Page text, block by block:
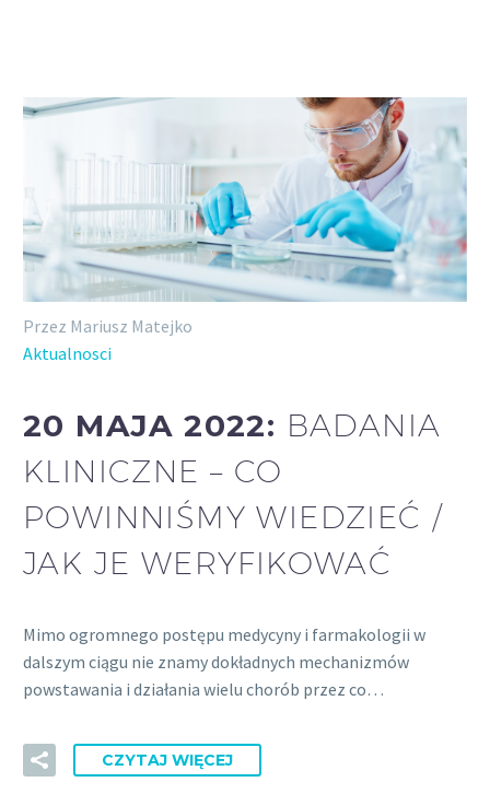
Przez Mariusz Matejko
Aktualnosci
20 MAJA 2022: BADANIA
KLINICZNE – CO
POWINNIŚMY WIEDZIEĆ /
JAK JE WERYFIKOWAĆ
Mimo ogromnego postępu medycyny i farmakologii w
dalszym ciągu nie znamy dokładnych mechanizmów
powstawania i działania wielu chorób przez co…
CZYTAJ WIĘCEJ